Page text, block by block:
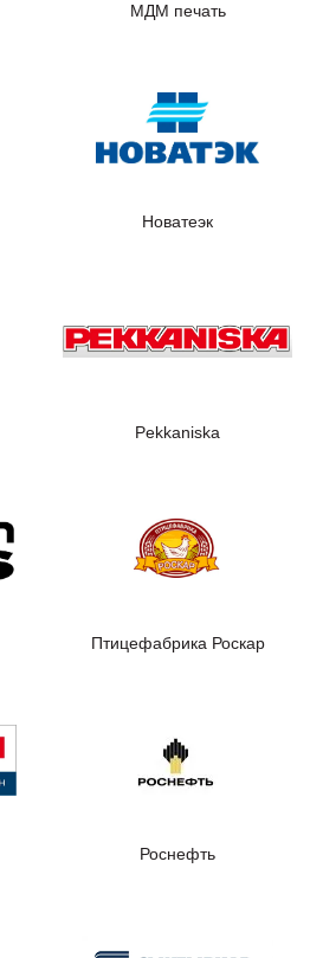
МДМ печать
Новатеэк
Pekkaniska
Птицефабрика Роскар
Роснефть